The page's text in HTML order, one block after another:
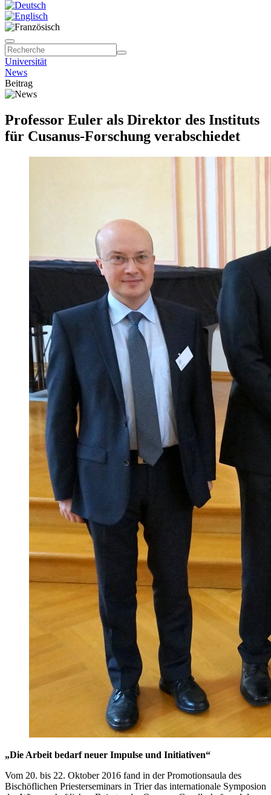
Universität
News
Beitrag
Professor Euler als Direktor des Instituts
für Cusanus-Forschung verabschiedet
„Die Arbeit bedarf neuer Impulse und Initiativen“
Vom 20. bis 22. Oktober 2016 fand in der Promotionsaula des
Bischöflichen Priesterseminars in Trier das internationale Symposion